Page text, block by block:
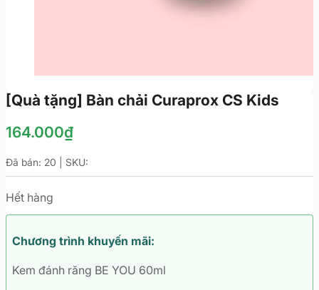
[Quà tặng] Bàn chải Curaprox CS Kids
164.000₫
Đã bán: 20 | SKU:
Hết hàng
Chương trình khuyến mãi:
Kem đánh răng BE YOU 60ml